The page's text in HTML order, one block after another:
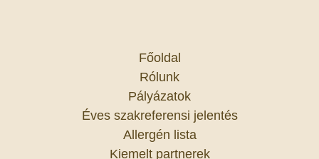
Főoldal
Rólunk
Pályázatok
Éves szakreferensi jelentés
Allergén lista
Kiemelt partnerek